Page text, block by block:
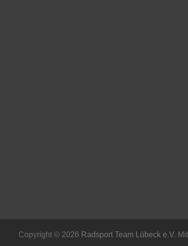
Copyright © 2026 Radsport Team Lübeck e.V.